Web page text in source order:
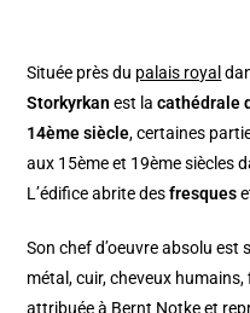
Située près du palais royal
Storkyrkan est lacathédrale
14ème siècle, certaines
aux 15ème et 19ème siècles
L’édifice abrite desfresques
Son chef d’oeuvre absolu est
métal, cuir, cheveux
attribuée à Bernt Notke et